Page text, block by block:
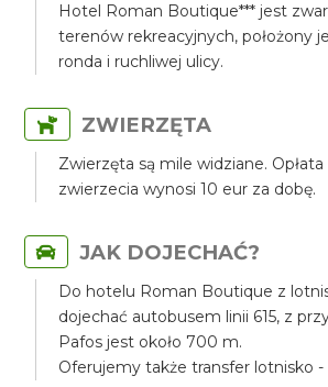
Hotel Roman Boutique*** jest
terenów rekreacyjnych, położony
ronda i ruchliwej ulicy.
ZWIERZĘTA
Zwierzęta są mile widziane.
zwierzecia wynosi 10 eur za dobę.
JAK DOJECHAĆ?
Do hotelu Roman Boutique z
dojechać autobusem linii 615, z
Pafos jest około 700 m.
Oferujemy także transfer lotnisko